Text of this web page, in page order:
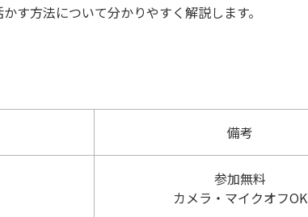
す方法について分かりやすく解説します。
備考
参加無料
カメラ・マイクオフOK